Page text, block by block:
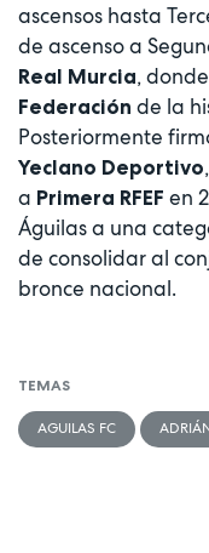
ascensos hasta
de ascenso a
Real Murcia,
Federación de la
Posteriormente
Yeclano Deportivo
a Primera RFEF en
Águilas a una
de consolidar al
bronce nacional.
TEMAS
AGUILAS FC